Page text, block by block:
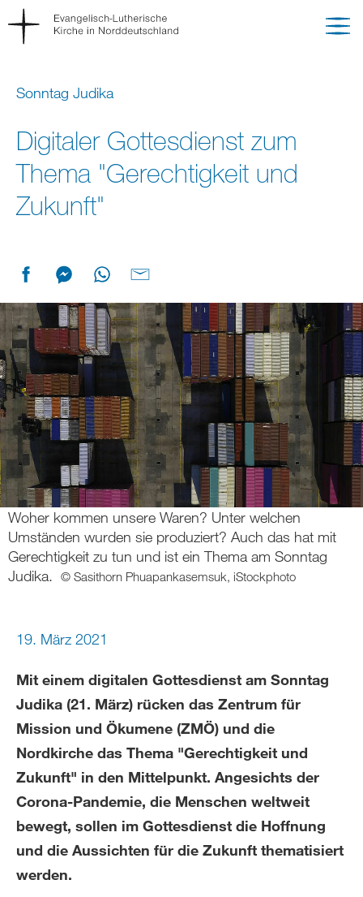
Sonntag Judika
Digitaler Gottesdienst zum
Thema "Gerechtigkeit und
Zukunft"
Woher kommen unsere Waren? Unter welchen
Umständen wurden sie produziert? Auch das hat mit
Gerechtigkeit zu tun und ist ein Thema am Sonntag
Judika.
© Sasithorn Phuapankasemsuk, iStockphoto
19. März 2021
Mit einem digitalen Gottesdienst am Sonntag
Judika (21. März) rücken das Zentrum für
Mission und Ökumene (ZMÖ) und die
Nordkirche das Thema "Gerechtigkeit und
Zukunft" in den Mittelpunkt. Angesichts der
Corona-Pandemie, die Menschen weltweit
bewegt, sollen im Gottesdienst die Hoffnung
und die Aussichten für die Zukunft thematisiert
werden.